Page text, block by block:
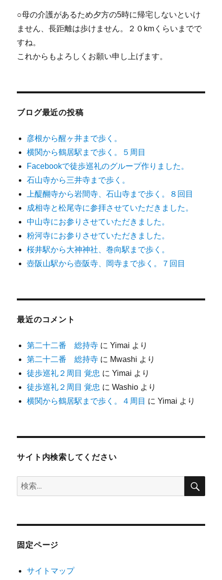
○母の介護があるため夕方の5時に帰宅しないといけ
ません、長距離は歩けません。２０kmくらいまでで
すね。
これからもよろしくお願い申し上げます。
ブログ最近の投稿
彦根から醒ヶ井まで歩く。
横関から鶴居駅まで歩く。５周目
Facebookで徒歩巡礼のグループ作りました。
石山寺から三井寺まで歩く。
上醍醐寺から岩間寺、石山寺まで歩く。８回目
成相寺と松尾寺に参拝させていただきました。
中山寺にお参りさせていただきました。
粉河寺にお参りさせていただきました。
桜井駅から大神神社、巻向駅まで歩く。
壺阪山駅から壺阪寺、岡寺まで歩く。７回目
最近のコメント
第二十二番 総持寺 にYimai より
第二十二番 総持寺 に Mwashi より
徒歩巡礼２周目 覚忠 にYimai より
徒歩巡礼２周目 覚忠 にWashio より
横関から鶴居駅まで歩く。４周目 にYimai より
サイト内検索してください
検
索:
検
固定ページ
サイトマップ